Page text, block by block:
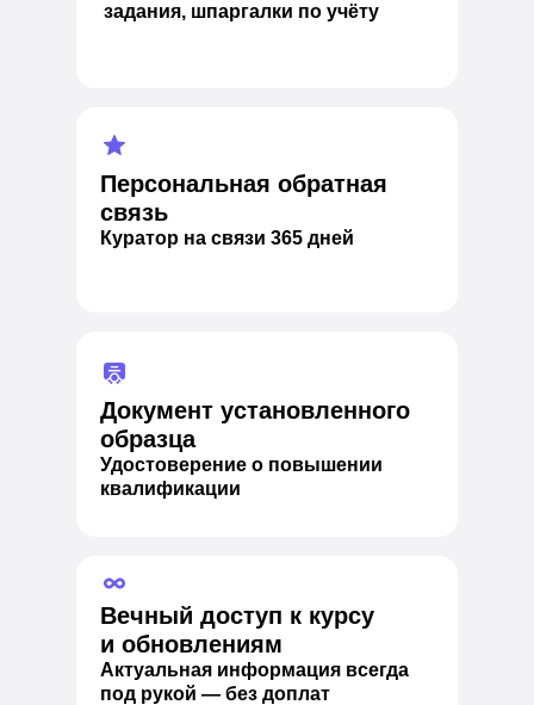
Персональная обратная
связь
Куратор на связи 365 дней
задания, шпаргалки по учёту
Вечный доступ к курсу
и обновлениям
Актуальная информация всегда
под рукой — без доплат
Документ установленного
образца
Удостоверение о повышении
квалификации